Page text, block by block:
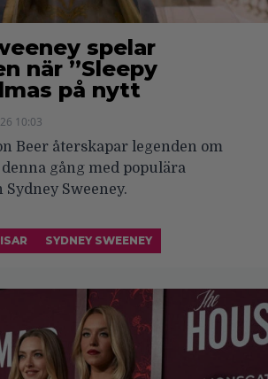
spelar
när ”Sleepy
på nytt
10:03
Beer återskapar legenden om
denna gång med populära
Sweeney.
SYDNEY SWEENEY